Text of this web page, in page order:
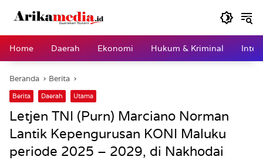
Home
Daerah Ekonomi Hukum & Kriminal
Beranda Berita
Berita Daerah Utama
Letjen TNI (Purn) Marciano Norman
Lantik Kepengurusan KONI Maluku
periode 2025 – 2029, di Nakhodai